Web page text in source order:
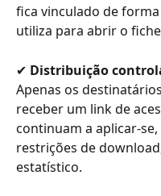
fica vinculado de
utiliza para abrir o
✔ Distribuição
Apenas os
receber um link de
continuam a aplicar-
restrições de
estatístico.